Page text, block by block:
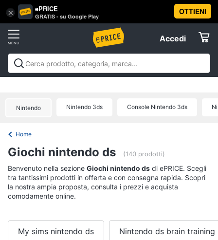
× ePRICE
GRATIS - su Google Play
OTTIENI
Accedi
Accedi
Registrati
Offerte
Tv
e
Home
Cinema
home
Vai
al
Nintendo Nintendo 3ds Console Nintendo 3ds
Home
Giochi nintendo ds (140 prodotti)
Benvenuto nella sezione Giochi nintendo ds di ePRICE. Scegli
tra tantissimi prodotti in offerta e con consegna rapida. Scopri
la nostra ampia proposta, consulta i prezzi e acquista
comodamente online.
My sims nintendo ds Nintendo ds brain training